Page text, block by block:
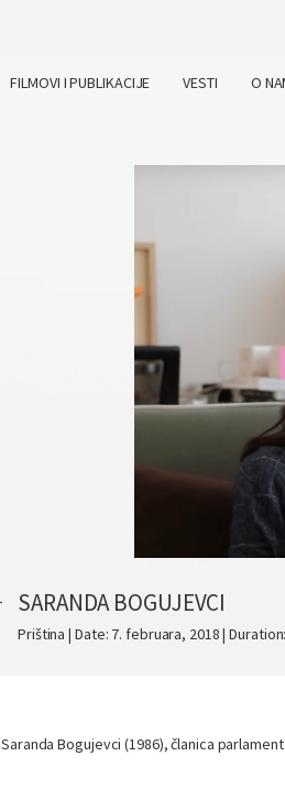
FILMOVI I PUBLIKACIJE VESTI O
SARANDA BOGUJEVCI
Priština | Date: 7. februara, 2018 |
Saranda Bogujevci (1986), članica